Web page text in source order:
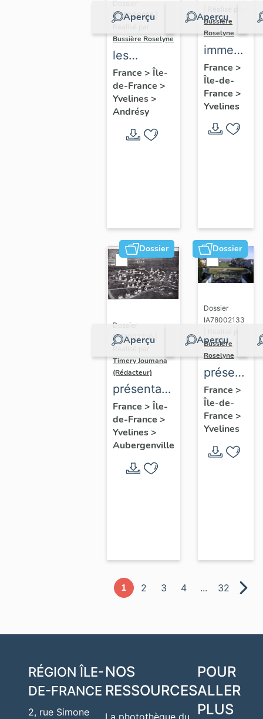
Aperçu
Dossier
IA78000985 |
Bussière Roselyne
les
immeubles,
maisons et
fermes du
d'Andrésy
France > Île-
de-France >
Yvelines>
Andrésy
Aperçu
Bussière
Roselyne
maisons,
fermes
France >
Île-de-
France >
Yvelines
Dossier
Aperçu
Dossier
IA78002210 |
Réalisé par
Timery Joumana
(Rédacteur)
présentation
de l'étude
d'Elisabethville
France > Île-
de-France >
Yvelines>
Aubergenville
Dossier
Aperçu
Dossier
IA78002133
Bussière
Roselyne
du
diagnostic
et
France >
Île-de-
France >
Yvelines
1 2 3 4 ... 32
RÉGION ÎLE-
DE-FRANCE
2, rue Simone
NOS
RESSOURCES
La photothèque du
POUR
ALLER
PLUS